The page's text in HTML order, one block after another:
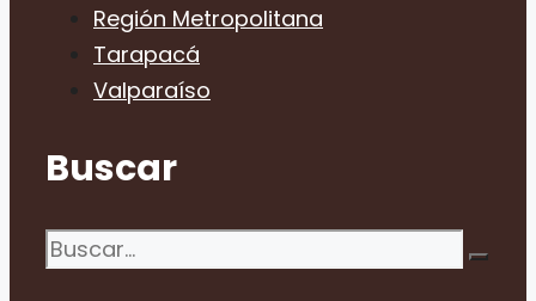
Región Metropolitana
Tarapacá
Valparaíso
Buscar
Buscar: